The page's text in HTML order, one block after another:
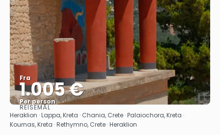
Fra
1.005 €
Per person
Se
REISEMÅL
Heraklion · Lappa, Kreta · Chania, Crete · Palaiochora, Kreta ·
Kournas, Kreta · Rethymno, Crete · Heraklion